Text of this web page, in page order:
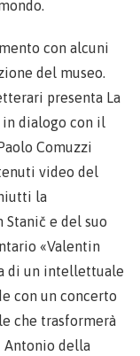
con alcuni
del museo.
presenta La
in dialogo con il
Comuzzi
video del
la
e del suo
«Valentin
di un intellettuale
con un concerto
che trasformerà
Antonio della